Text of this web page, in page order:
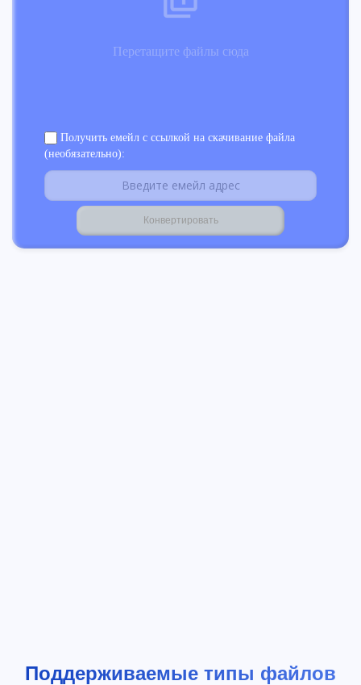
Перетащите файлы сюда
Получить емейл с ссылкой на скачивание файла
(необязательно):
Поддерживаемые типы файлов